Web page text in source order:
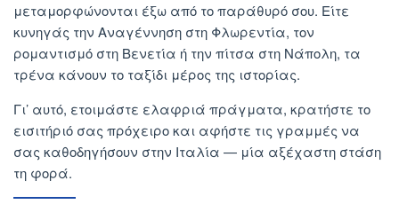
μεταμορφώνονται έξω από το παράθυρό σου. Είτε
κυνηγάς την Αναγέννηση στη Φλωρεντία, τον
ρομαντισμό στη Βενετία ή την πίτσα στη Νάπολη, τα
τρένα κάνουν το ταξίδι μέρος της ιστορίας.
Γι’ αυτό, ετοιμάστε ελαφριά πράγματα, κρατήστε το
εισιτήριό σας πρόχειρο και αφήστε τις γραμμές να
σας καθοδηγήσουν στην Ιταλία — μία αξέχαστη στάση
τη φορά.